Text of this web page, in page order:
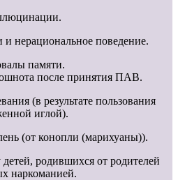
нерациональное поведение.
памяти.
после принятия ПАВ.
(в результате пользования
иглой).
(от конопли (марихуаны)).
родившихся от родителей
наркоманией.